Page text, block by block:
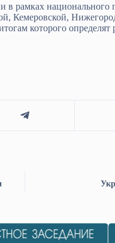
рамках национального
Кемеровской,
которого